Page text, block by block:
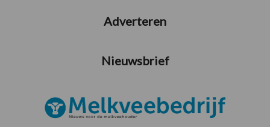
Adverteren
Nieuwsbrief